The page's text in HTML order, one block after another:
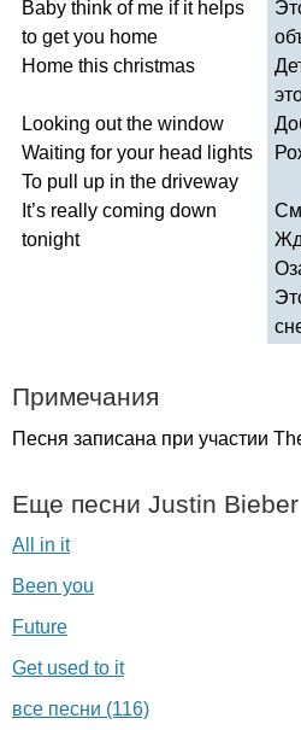
Baby think of me if it helps
to get you home
Home this christmas
Looking out the window
Waiting for your head
lights
To pull up in the driveway
It’s really coming down
tonight
Примечания
Песня записана при участии
Еще песни Justin Bieber
All in it
Been you
Future
Get used to it
все песни (116)